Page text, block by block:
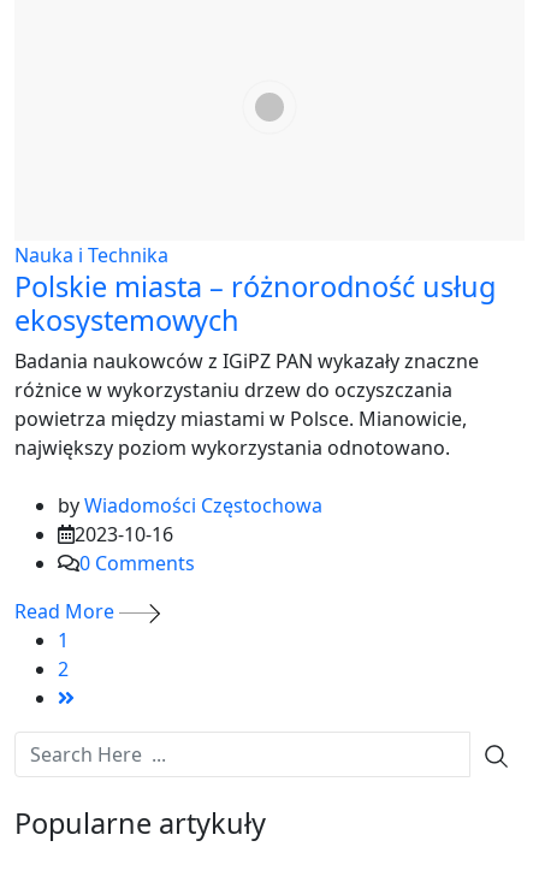
Nauka i Technika
Polskie miasta – różnorodność usług
ekosystemowych
Badania naukowców z IGiPZ PAN wykazały znaczne
różnice w wykorzystaniu drzew do oczyszczania
powietrza między miastami w Polsce. Mianowicie,
największy poziom wykorzystania odnotowano.
byWiadomości Częstochowa
2023-10-16
0 Comments
Read More
1
2
Popularne artykuły